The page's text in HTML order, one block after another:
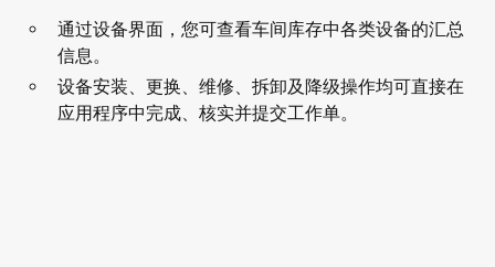
通过设备界面，您可查看车间库存中各类设备的汇总
信息。
设备安装、更换、维修、拆卸及降级操作均可直接在
应用程序中完成、核实并提交工作单。